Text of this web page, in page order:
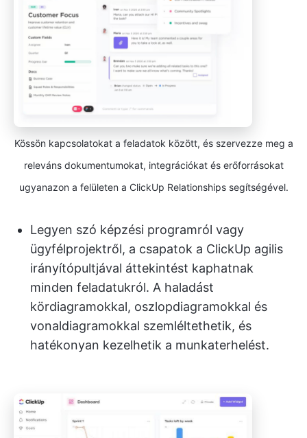
Kössön kapcsolatokat a feladatok között, és szervezze meg a
releváns dokumentumokat, integrációkat és erőforrásokat
ugyanazon a felületen a ClickUp Relationships segítségével.
Legyen szó képzési programról vagy
ügyfélprojektről, a csapatok a ClickUp agilis
irányítópultjával áttekintést kaphatnak
minden feladatukról. A haladást
kördiagramokkal, oszlopdiagramokkal és
vonaldiagramokkal szemléltethetik, és
hatékonyan kezelhetik a munkaterhelést.